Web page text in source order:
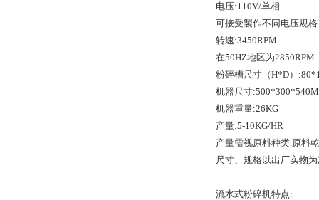
电压:110V/单相
可接受製作不同电压规格.
转速:3450RPM
在50HZ地区为2850RPM
粉碎槽尺寸（H*D）
机器尺寸
机器重量:26KG
产量:5-10KG/HR
产量需视原料种类.原料
尺寸、规格以出厂实物
流水式粉碎机特点: